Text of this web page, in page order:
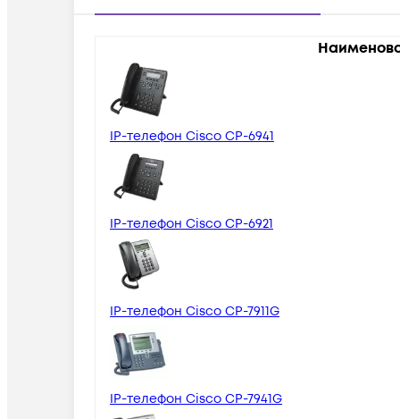
IP-телефон Cisco CP-6941
IP-телефон Cisco CP-6921
IP-телефон Cisco CP-7911G
IP-телефон Cisco CP-7941G